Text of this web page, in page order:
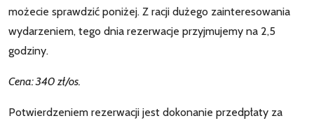
możecie sprawdzić poniżej. Z racji dużego zainteresowania
wydarzeniem, tego dnia rezerwacje przyjmujemy na 2,5
godziny.
Cena: 340 zł/os.
Potwierdzeniem rezerwacji jest dokonanie przedpłaty za